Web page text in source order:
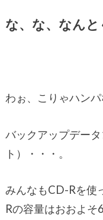
な、な、なんと
わぉ、こりゃハンパ
バックアップデー
ト）・・・。
みんなもCD-Rを使
Rの容量はおおよ